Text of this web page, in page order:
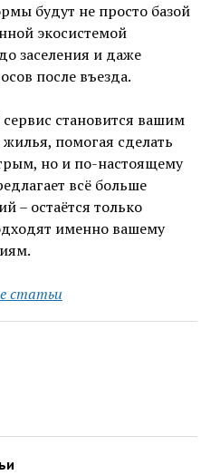
будут не просто базой
экосистемой
заселения и даже
после въезда.
становится вашим
помогая сделать
но и по-настоящему
всё больше
– остаётся только
именно вашему
статьи